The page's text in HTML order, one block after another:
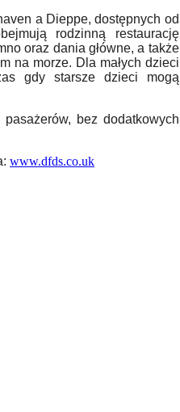
a Dieppe, dostępnych od
rodzinną restaurację
oraz dania główne, a także
na morze. Dla małych dzieci
gdy starsze dzieci mogą
pasażerów, bez dodatkowych
www.dfds.co.uk